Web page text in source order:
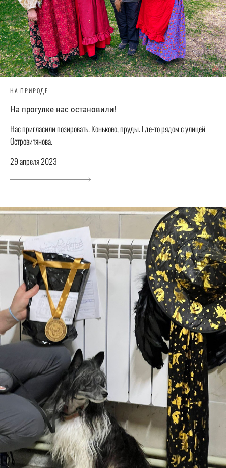
НА ПРИРОДЕ
На прогулке нас остановили!
Нас пригласили позировать. Коньково, пруды. Где-то рядом с улицей
Островитянова.
29 апреля 2023